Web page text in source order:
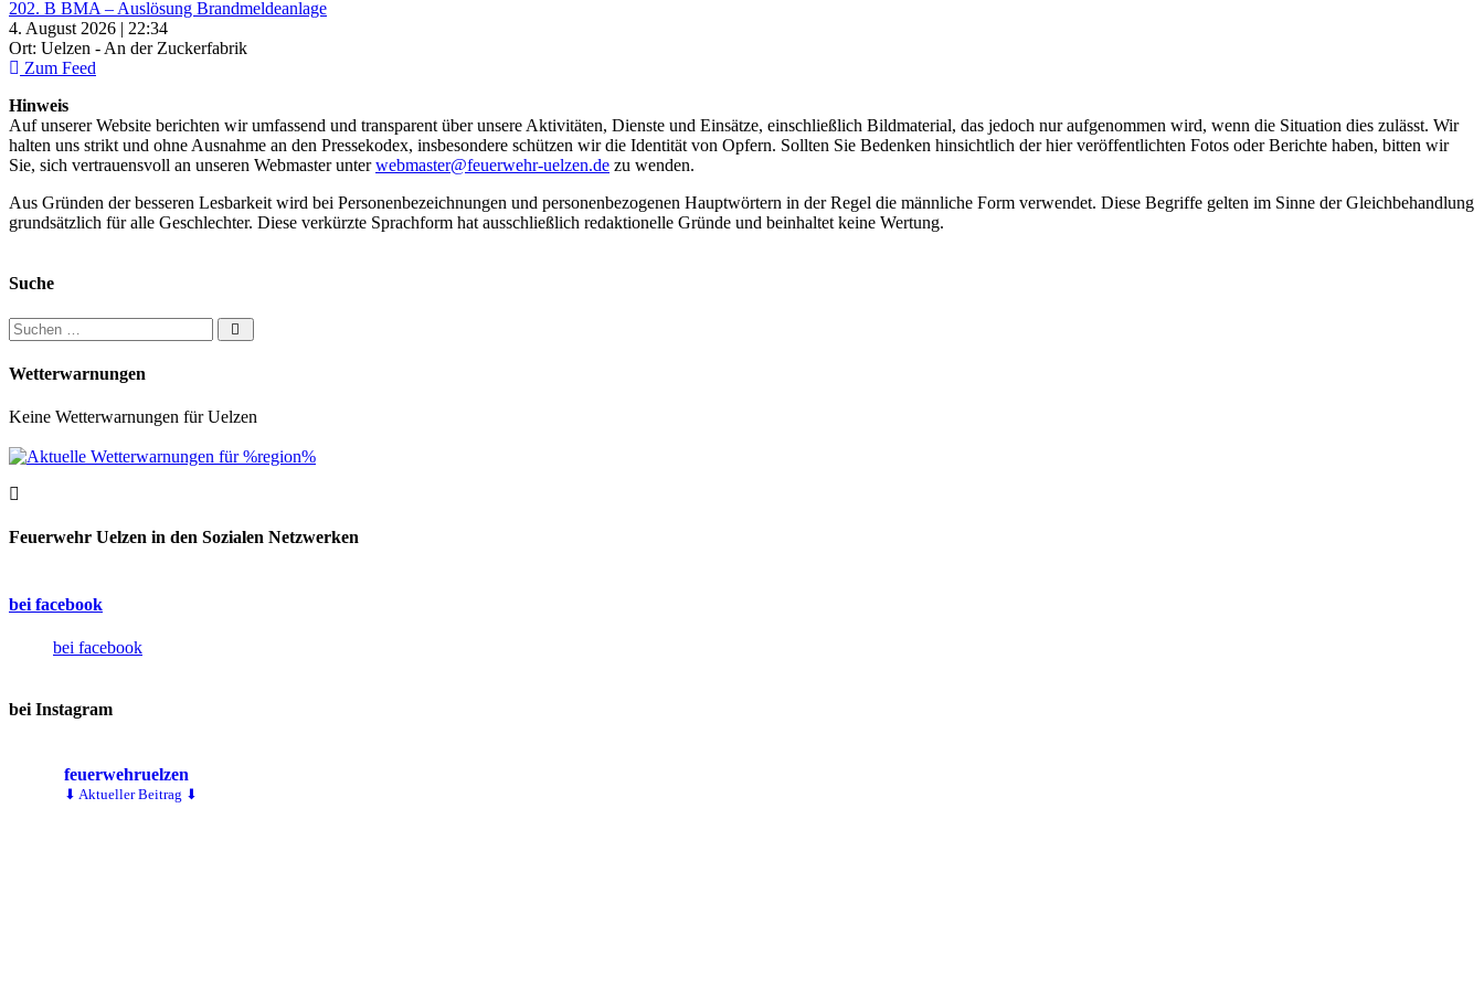
202. B BMA – Auslösung Brandmeldeanlage
4. August 2026 | 22:34
Ort: Uelzen - An der Zuckerfabrik
Zum Feed
Hinweis
Auf unserer Website berichten wir umfassend und transparent über unsere Aktivitäten, Dienste und Einsätze, einschließlich Bildmaterial, das jedoch nur aufgenommen wird, wenn die Situation dies zulässt. Wir
halten uns strikt und ohne Ausnahme an den Pressekodex, insbesondere schützen wir die Identität von Opfern. Sollten Sie Bedenken hinsichtlich der hier veröffentlichten Fotos oder Berichte haben, bitten wir
Sie, sich vertrauensvoll an unseren Webmaster unterwebmaster@feuerwehr-uelzen.de zu wenden.
Aus Gründen der besseren Lesbarkeit wird bei Personenbezeichnungen und personenbezogenen Hauptwörtern in der Regel die männliche Form verwendet. Diese Begriffe gelten im Sinne der Gleichbehandlung
grundsätzlich für alle Geschlechter. Diese verkürzte Sprachform hat ausschließlich redaktionelle Gründe und beinhaltet keine Wertung.
Suche
Suchen nach:
Wetterwarnungen
Keine Wetterwarnungen für Uelzen
Feuerwehr Uelzen in den Sozialen Netzwerken
bei facebook
bei facebook
bei Instagram
feuerwehruelzen
⬇ Aktueller Beitrag ⬇